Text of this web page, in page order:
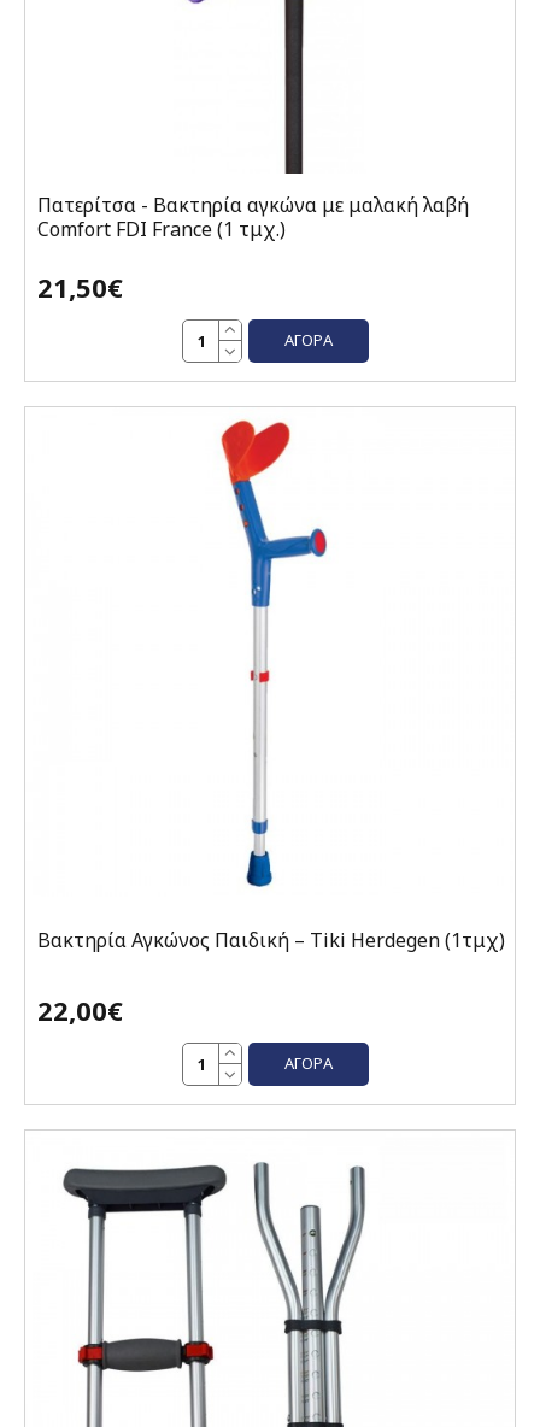
Πατερίτσα - Βακτηρία αγκώνα με μαλακή λαβή
Comfort FDI France (1 τμχ.)
21,50€
ΑΓΟΡΆ
Βακτηρία Αγκώνος Παιδική – Tiki Herdegen (1τμχ)
22,00€
ΑΓΟΡΆ